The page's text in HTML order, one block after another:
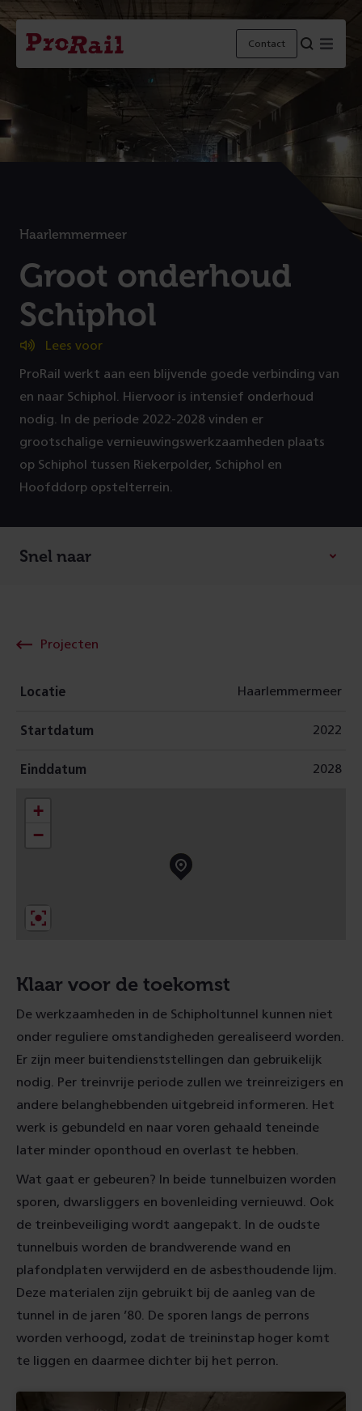
Navigatie
Homepage
ProRail
Contact
Haarlemmermeer
:
Groot onderhoud
Schiphol
Lees voor
ProRail werkt aan een blijvende goede verbinding van
en naar Schiphol. Hiervoor is intensief onderhoud
nodig. In de periode 2022-2028 vinden er
grootschalige vernieuwingswerkzaamheden plaats
op Schiphol tussen Riekerpolder, Schiphol en
Hoofddorp opstelterrein.
Snel naar
Projecten
Locatie Haarlemmermeer
Startdatum 2022
Einddatum 2028
+
−
Klaar voor de toekomst
De werkzaamheden in de Schipholtunnel kunnen niet
onder reguliere omstandigheden gerealiseerd worden.
Er zijn meer buitendienststellingen dan gebruikelijk
nodig. Per treinvrije periode zullen we treinreizigers en
andere belanghebbenden uitgebreid informeren. Het
werk is gebundeld en naar voren gehaald teneinde
later minder oponthoud en overlast te hebben.
Wat gaat er gebeuren? In beide tunnelbuizen worden
sporen, dwarsliggers en bovenleiding vernieuwd. Ook
de treinbeveiliging wordt aangepakt. In de oudste
tunnelbuis worden de brandwerende wand en
plafondplaten verwijderd en de asbesthoudende lijm.
Deze materialen zijn gebruikt bij de aanleg van de
tunnel in de jaren ’80. De sporen langs de perrons
worden verhoogd, zodat de treininstap hoger komt
te liggen en daarmee dichter bij het perron.